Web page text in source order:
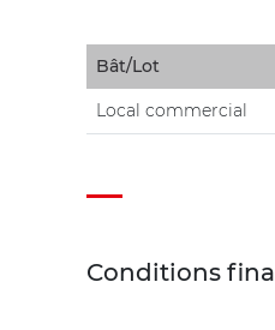
Bât/Lot
Local commercial
Conditions